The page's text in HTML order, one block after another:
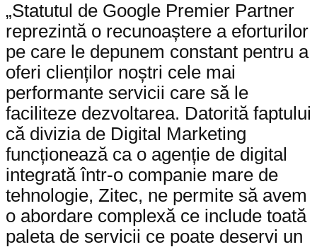
„Statutul de Google Premier Partner
reprezintă o recunoaștere a eforturilor
pe care le depunem constant pentru a
oferi clienților noștri cele mai
performante servicii care să le
faciliteze dezvoltarea. Datorită faptului
că divizia de Digital Marketing
funcționează ca o agenție de digital
integrată într-o companie mare de
tehnologie, Zitec, ne permite să avem
o abordare complexă ce include toată
paleta de servicii ce poate deservi un